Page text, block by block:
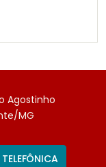
Agostinho
MG